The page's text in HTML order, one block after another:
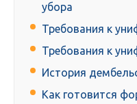
убора
Требования к
Требования к
История
Как готовится